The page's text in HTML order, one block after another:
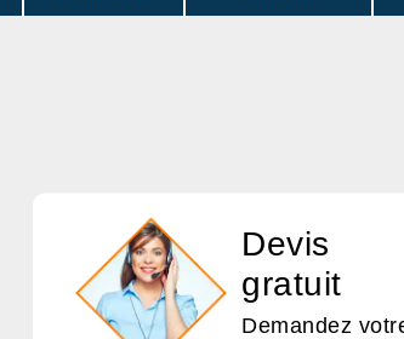
Devis
gratuit
Demandez